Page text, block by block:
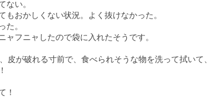
ない。
もおかしくない状況。よく抜けなかった。
た。
フニャしたので袋に入れたそうです。
皮が破れる寸前で、食べられそうな物を洗って拭いて、
！